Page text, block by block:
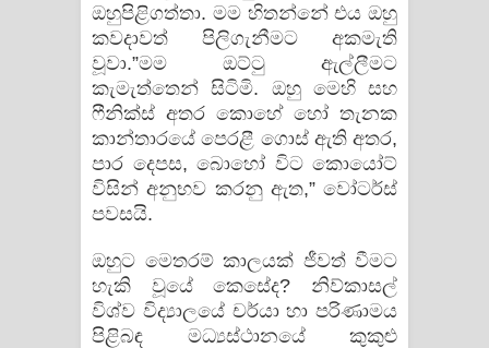
ඔහුපිළිගත්තා. මම හිතන්නේ එය ඔහු
කවදාවත් පිලිගැනීමට අකමැති
වූවා.”මම ඔට්ටු ඇල්ලීමට
කැමැත්තෙන් සිටිමි. ඔහු මෙහි සහ
ෆීනික්ස් අතර කොහේ හෝ තැනක
කාන්තාරයේ පෙරළී ගොස් ඇති අතර,
පාර දෙපස, ​​බොහෝ විට කොයෝට්
විසින් අනුභව කරනු ඇත,” වෝටර්ස්
පවසයි.
ඔහුට මෙතරම් කාලයක් ජීවත් වීමට
හැකි වූයේ කෙසේද? නිව්කාසල්
විශ්ව විද්‍යාලයේ චර්යා හා පරිණාමය
පිළිබඳ මධ්‍යස්ථානයේ කුකුළු